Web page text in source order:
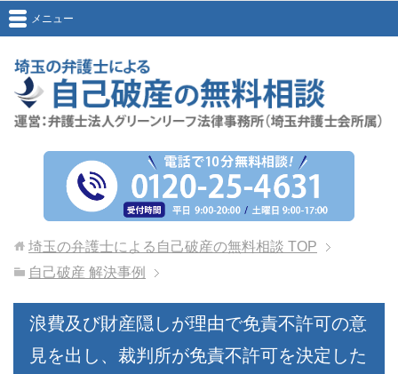
メニュー
埼玉の弁護士による自己破産の無料相談 TOP
自己破産 解決事例
浪費及び財産隠しが理由で免責不許可の意
見を出し、裁判所が免責不許可を決定した